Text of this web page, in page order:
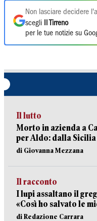
Non lasciare decidere
scegli
Il Tirreno
per le tue notizie su
Il lutto
Morto in azienda a
per Aldo: dalla
di Giovanna Mezzana
Il racconto
I lupi assaltano il
«Così ho salvato le
di Redazione Carrara